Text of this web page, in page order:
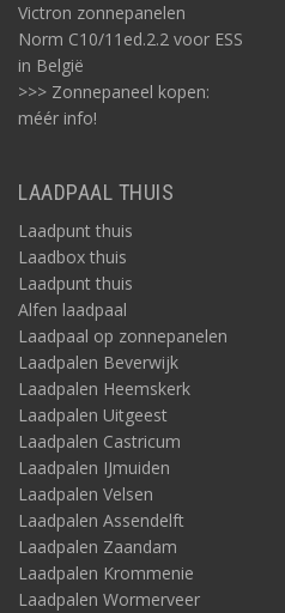
Victron zonnepanelen
Norm C10/11ed.2.2 voor ESS
in België
>>> Zonnepaneel kopen:
méér info!
LAADPAAL THUIS
Laadpunt thuis
Laadbox thuis
Laadpunt thuis
Alfen laadpaal
Laadpaal op zonnepanelen
Laadpalen Beverwijk
Laadpalen Heemskerk
Laadpalen Uitgeest
Laadpalen Castricum
Laadpalen IJmuiden
Laadpalen Velsen
Laadpalen Assendelft
Laadpalen Zaandam
Laadpalen Krommenie
Laadpalen Wormerveer